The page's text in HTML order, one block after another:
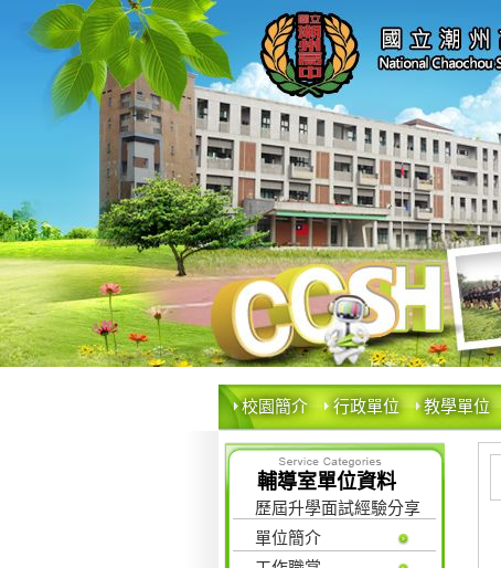
校園簡介 行政單位 教學單位
輔導室單位資料
歷屆升學面試經驗分享
單位簡介